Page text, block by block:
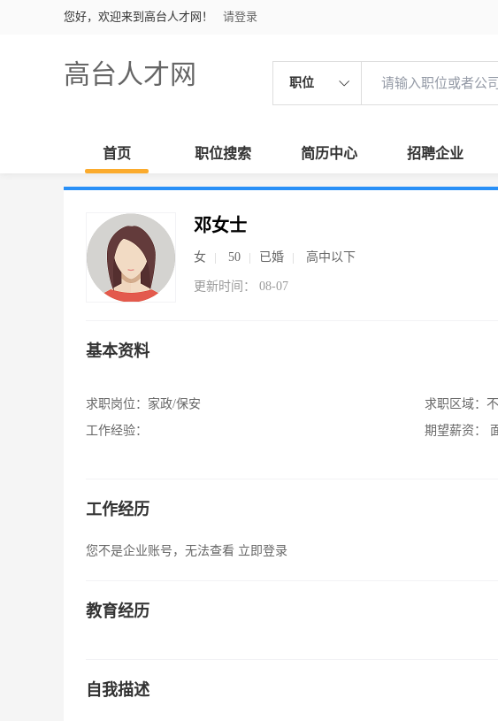
您好，欢迎来到高台人才网！ 请登录
高台人才网 职位
首页 职位搜索 简历中心 招聘企业
邓女士
女 50 已婚 高中以下
更新时间： 08-07
基本资料
求职岗位： 家政/保安
工作经验：
求职区域：
期望薪资：
工作经历
您不是企业账号，无法查看 立即登录
教育经历
自我描述